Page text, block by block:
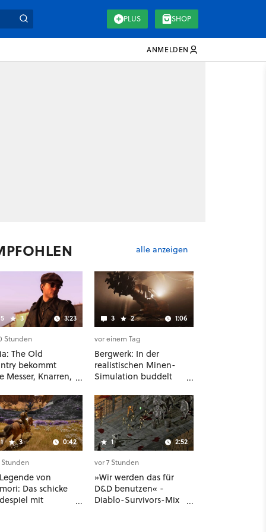
PLUS SHOP
ANMELDEN
alle anzeigen
5 3 3:23
Stunden
The Old
bekommt
Messer, Knarren,
DLC hat
dabei als nur
3 2 1:06
vor einem Tag
Bergwerk: In der
realistischen Minen-
Simulation buddelt
Maschinen möglichst
vorsichtig Kohle aus
3 0:42
Stunden
von
Das schicke
mit
1 2:52
vor 7 Stunden
»Wir werden das für
D&D benutzen« -
Diablo-Survivors-Mix